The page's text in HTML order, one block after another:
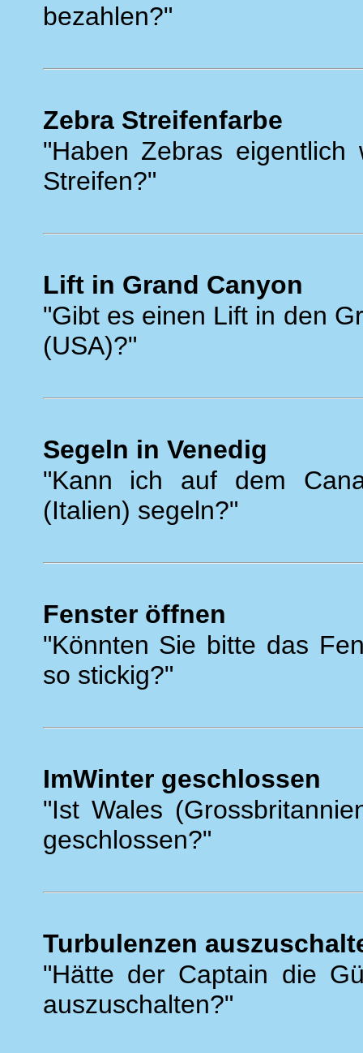
bezahlen?"
Zebra Streifenfarbe
"Haben Zebras eigentlich
Streifen?"
Lift in Grand Canyon
"Gibt es einen Lift in den
(USA)?"
Segeln in Venedig
"Kann ich auf dem
(Italien) segeln?"
Fenster öffnen
"Könnten Sie bitte das
so stickig?"
ImWinter geschlossen
"Ist Wales
geschlossen?"
Turbulenzen
"Hätte der Captain die
auszuschalten?"